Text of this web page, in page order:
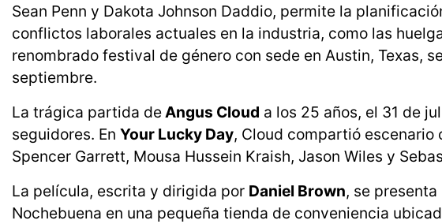
Sean Penn y Dakota Johnson Daddio, permite la
conflictos laborales actuales en la industria, como las
renombrado festival de género con sede en Austin, Texas,
septiembre.
La trágica partida deAngus Cloud a los 25 años, el 31 de
seguidores. En Your Lucky Day, Cloud compartió escenario
Spencer Garrett, Mousa Hussein Kraish, Jason Wiles y
La película, escrita y dirigida por Daniel Brown, se
Nochebuena en una pequeña tienda de conveniencia